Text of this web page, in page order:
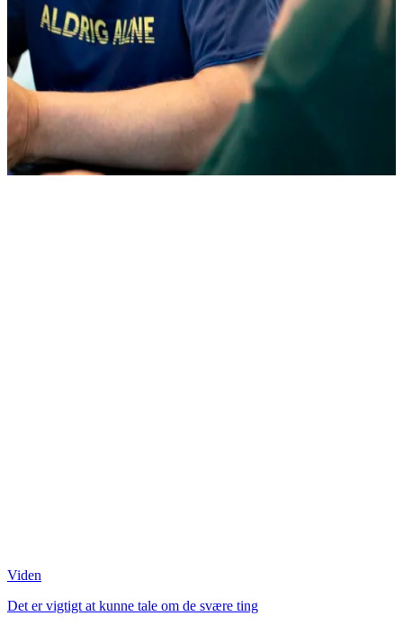
Viden
Det er vigtigt at kunne tale om de svære ting